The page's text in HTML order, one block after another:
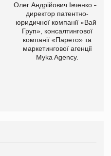
Олег Андрійович Івченко —
директор патентно-
юридичної компанії «Вайз
Груп», консалтингової
компанії «Парето» та
маркетингової агенції
Myka Agency.